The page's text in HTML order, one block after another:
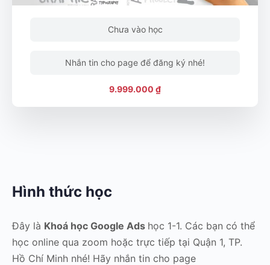
Hình thức học
Đây là Khoá học Google Ads học 1-1. Các bạn có thể
học online qua zoom hoặc trực tiếp tại Quận 1, TP.
Hồ Chí Minh nhé! Hãy nhắn tin cho page
Chưa vào học
Nhắn tin cho page để đăng ký nhé!
9.999.000 ₫